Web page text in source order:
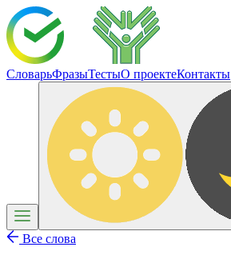
СловарьФразыТестыО проектеКонтакты
Все слова